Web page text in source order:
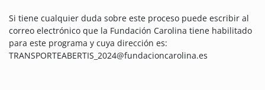
Si tiene cualquier duda sobre este proceso puede escribir al
correo electrónico que la Fundación Carolina tiene habilitado
para este programa y cuya dirección es:
TRANSPORTEABERTIS_2024@fundacioncarolina.es